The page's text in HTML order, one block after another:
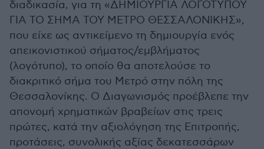
διαδικασία, για τη «ΔΗΜΙΟΥΡΓΙΑ ΛΟΓΟΤΥΠΟΥ
ΓΙΑ ΤΟ ΣΗΜΑ ΤΟΥ ΜΕΤΡΟ ΘΕΣΣΑΛΟΝΙΚΗΣ»,
που είχε ως αντικείμενο τη δημιουργία ενός
απεικονιστικού σήματος/εμβλήματος
(λογότυπο), το οποίο θα αποτελούσε το
διακριτικό σήμα του Μετρό στην πόλη της
Θεσσαλονίκης. Ο Διαγωνισμός προέβλεπε την
απονομή χρηματικών βραβείων στις τρεις
πρώτες, κατά την αξιολόγηση της Επιτροπής,
προτάσεις, συνολικής αξίας δεκατεσσάρων